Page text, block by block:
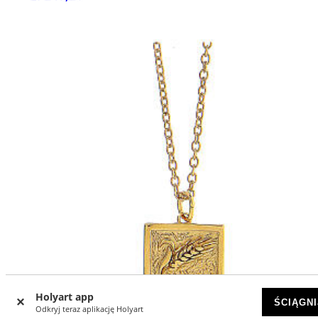
Holyart app
Odkryj teraz aplikację Holyart